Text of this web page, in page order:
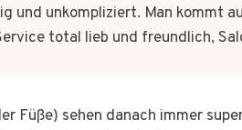
und unkompliziert. Man kommt
total lieb und freundlich,
Füße) sehen danach immer